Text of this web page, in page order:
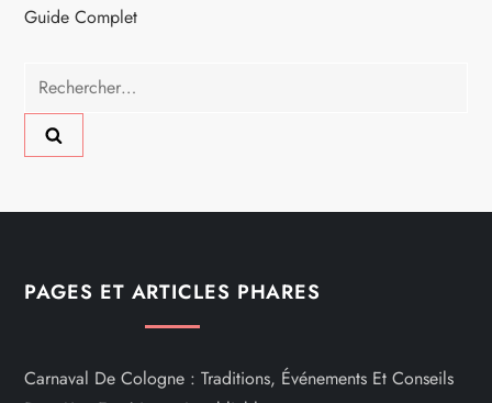
Guide Complet
Rechercher :
PAGES ET ARTICLES PHARES
Carnaval De Cologne : Traditions, Événements Et Conseils